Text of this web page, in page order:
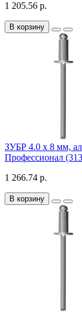
1 205.56 р.
В корзину
ЗУБР 4.0 х 8 мм,
Профессионал
1 266.74 р.
В корзину